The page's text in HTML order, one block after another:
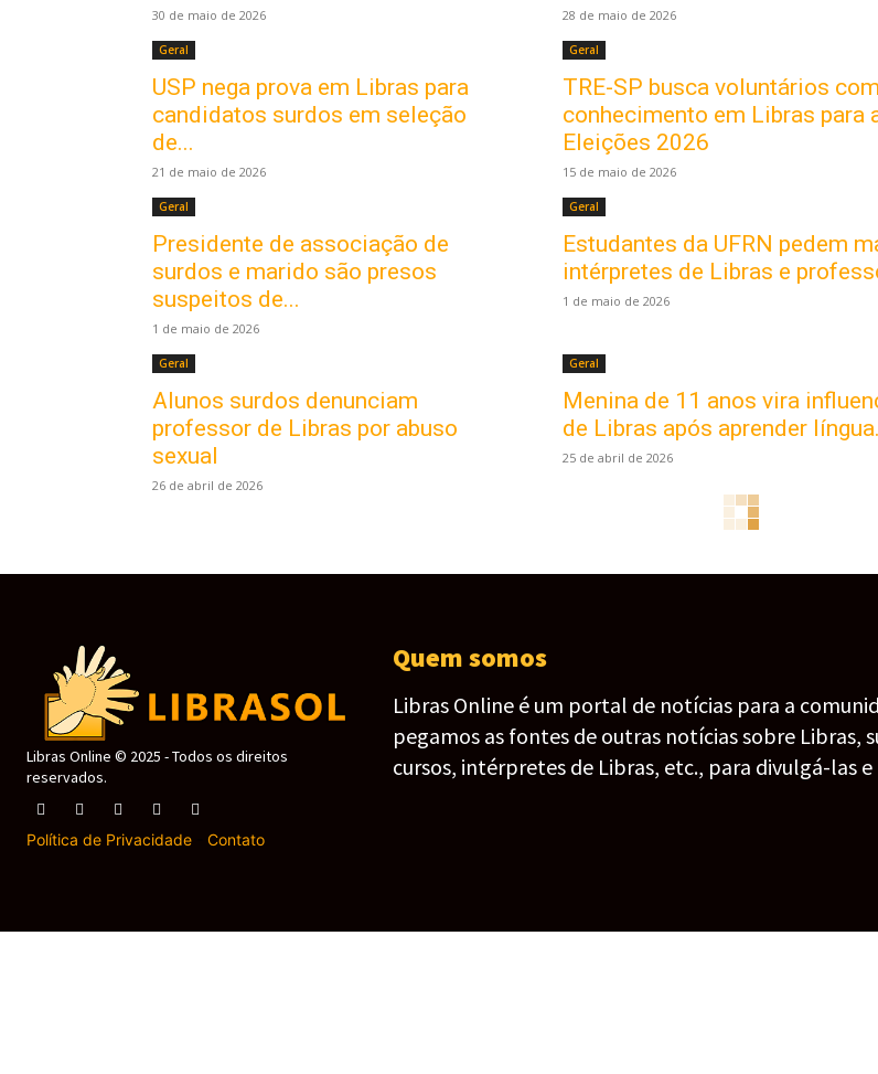
30 de maio de 2026 28 de maio de 2026
Geral
USP nega prova em Libras para
candidatos surdos em seleção
de...
21 de maio de 2026
Geral
TRE-SP busca voluntários com
conhecimento em Libras para
Eleições 2026
15 de maio de 2026
Geral
Presidente de associação de
surdos e marido são presos
suspeitos de...
1 de maio de 2026
Geral
Estudantes da UFRN pedem
intérpretes de Libras e
1 de maio de 2026
Geral
Alunos surdos denunciam
professor de Libras por abuso
sexual
26 de abril de 2026
Geral
Menina de 11 anos vira
de Libras após aprender
25 de abril de 2026
Libras Online © 2025 - Todos os direitos
reservados.
Política de Privacidade Contato
Quem somos
Libras Online é um portal de notícias para a
pegamos as fontes de outras notícias sobre Libras,
cursos, intérpretes de Libras, etc., para divulgá-las